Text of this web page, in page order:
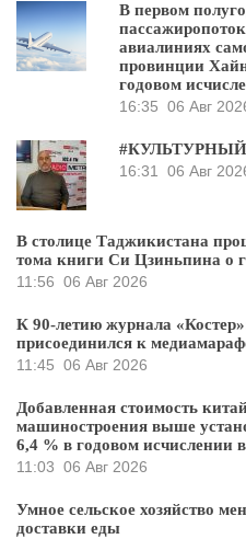
В первом
авиалиниях
провинции
годовом
16:35 06 Авг
16:31
06 Авг
В столице Таджикистана
тома книги Си Цзиньпина о
11:56 06 Авг 2026
К 90-летию журнала
присоединился к
11:45 06 Авг 2026
Добавленная стоимость
машиностроения выше
6,4 % в годовом исчислении
11:03 06 Авг 2026
Умное сельское хозяйство
доставки еды